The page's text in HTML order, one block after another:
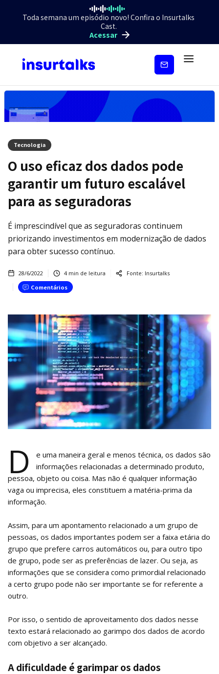
Toda semana um episódio novo! Confira o Insurtalks
Cast.
Acessar
Inscreva-
Tecnologia
O uso eficaz dos dados pode
garantir um futuro escalável
para as seguradoras
É imprescindível que as seguradoras continuem
priorizando investimentos em modernização de dados
para obter sucesso contínuo.
28/6/2022 4min de leitura Fonte: Insurtalks
Comentários
D
e uma maneira geral e menos técnica, os dados são
informações relacionadas a determinado produto,
pessoa, objeto ou coisa. Mas não é qualquer informação
vaga ou imprecisa, eles constituem a matéria-prima da
informação.
Assim, para um apontamento relacionado a um grupo de
pessoas, os dados importantes podem ser a faixa etária do
grupo que prefere carros automáticos ou, para outro tipo
de grupo, pode ser as preferências de lazer. Ou seja, as
informações que se considera como primordial relacionado
a certo grupo pode não ser importante se for referente a
outro.
Por isso, o sentido de aproveitamento dos dados nesse
texto estará relacionado ao garimpo dos dados de acordo
com objetivo a ser alcançado.
A dificuldade é garimpar os dados